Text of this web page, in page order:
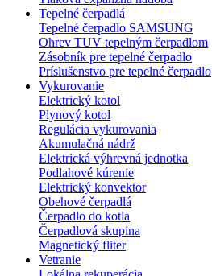
Tepelné čerpadlá
Tepelné čerpadlo SAMSUNG
Ohrev TUV tepelným čerpadlom
Zásobník pre tepelné čerpadlo
Príslušenstvo pre tepelné čerpadlo
Vykurovanie
Elektrický kotol
Plynový kotol
Regulácia vykurovania
Akumulačná nádrž
Elektrická výhrevná jednotka
Podlahové kúrenie
Elektrický konvektor
Obehové čerpadlá
Čerpadlo do kotla
Čerpadlová skupina
Magnetický fliter
Vetranie